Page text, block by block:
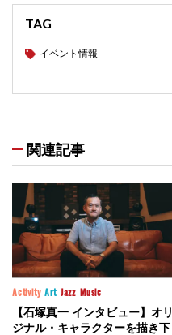
TAG
イベント情報
関連記事
Activity Art Jazz Music
【石塚真一 インタビュー】オリ
ジナル・キャラクターを描き下